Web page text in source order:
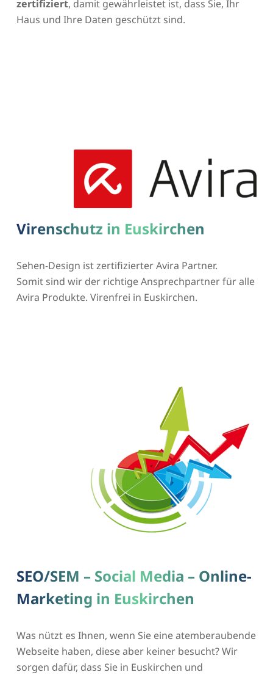
zertifiziert, damit gewährleistet ist, dass Sie, Ihr
Haus und Ihre Daten geschützt sind.
Virenschutz in Euskirchen
Sehen-Design ist zertifizierter Avira Partner.
Somit sind wir der richtige Ansprechpartner für alle
Avira Produkte. Virenfrei in Euskirchen.
SEO/SEM – Social Media – Online-
Marketing in Euskirchen
Was nützt es Ihnen, wenn Sie eine atemberaubende
Webseite haben, diese aber keiner besucht? Wir
sorgen dafür, dass Sie in Euskirchen und